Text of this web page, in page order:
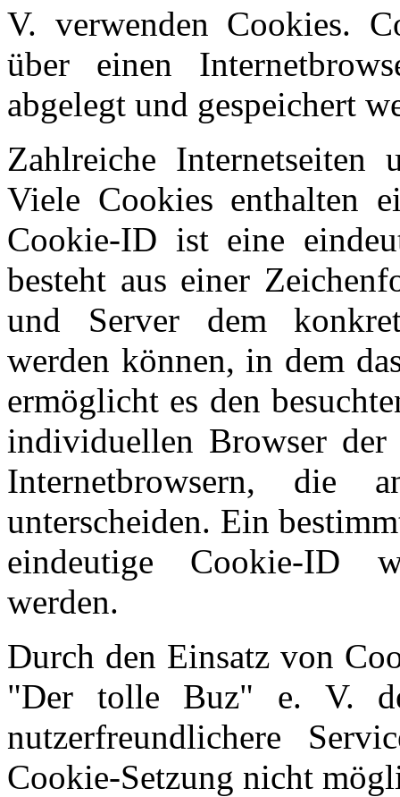
V. verwenden Cookies.
über einen
abgelegt und gespeichert
Zahlreiche Internetseiten
Viele Cookies enthalten
Cookie-ID ist eine
besteht aus einer
und Server dem
werden können, in dem
ermöglicht es den
individuellen Browser der
Internetbrowsern, die
unterscheiden. Ein
eindeutige Cookie-ID
werden.
Durch den Einsatz von
"Der tolle Buz" e. V.
nutzerfreundlichere
Cookie-Setzung nicht